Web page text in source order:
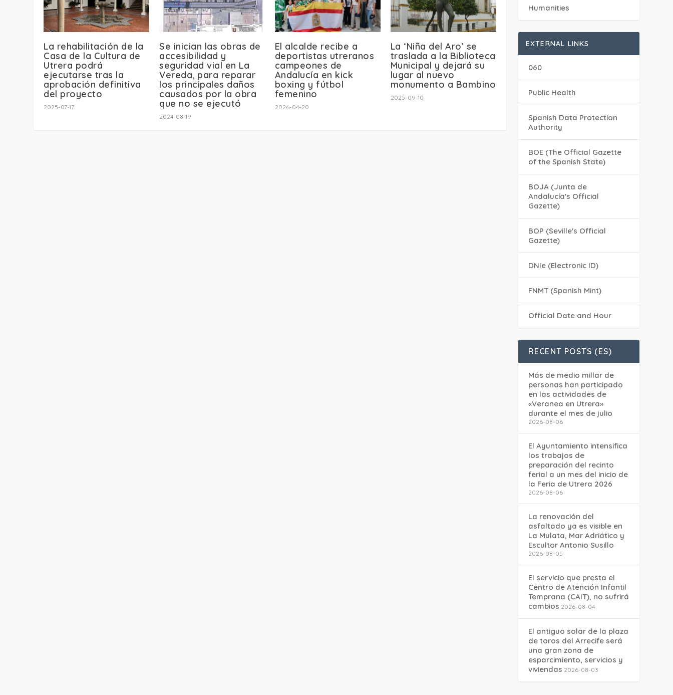
La rehabilitación de la
Casa de la Cultura de
Utrera podrá
ejecutarse tras la
aprobación definitiva
del proyecto
2025-07-17
Se inician las obras de
accesibilidad y
seguridad vial en La
Vereda, para reparar
los principales daños
causados por la obra
que no se ejecutó
2024-08-19
El alcalde recibe a
deportistas utreranos
campeones de
Andalucía en kick
boxing y fútbol
femenino
2026-04-20
La ‘Niña del Aro’ se
traslada a la Biblioteca
Municipal y dejará su
lugar al nuevo
monumento a Bambino
2025-09-10
Humanities
EXTERNAL LINKS
060
Public Health
Spanish Data Protection
Authority
BOE (The Official Gazette
of the Spanish State)
BOJA (Junta de
Andalucía's Official
Gazette)
BOP (Seville's Official
Gazette)
DNIe (Electronic ID)
FNMT (Spanish Mint)
Official Date and Hour
RECENT POSTS (ES)
Más de medio millar de
personas han participado
en las actividades de
«Veranea en Utrera»
durante el mes de julio
2026-08-06
El Ayuntamiento intensifica
los trabajos de
preparación del recinto
ferial a un mes del inicio de
la Feria de Utrera 2026
2026-08-06
La renovación del
asfaltado ya es visible en
La Mulata, Mar Adriático y
Escultor Antonio Susillo
2026-08-05
El servicio que presta el
Centro de Atención Infantil
Temprana (CAIT), no sufrirá
cambios 2026-08-04
El antiguo solar de la plaza
de toros del Arrecife será
una gran zona de
esparcimiento, servicios y
viviendas 2026-08-03